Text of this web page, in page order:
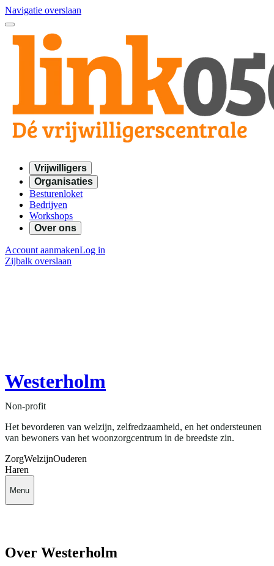
Navigatie overslaan
Vrijwilligers
Organisaties
Besturenloket
Bedrijven
Workshops
Over ons
Account aanmakenLog in
Zijbalk overslaan
Westerholm
Non-profit
Het bevorderen van welzijn, zelfredzaamheid, en het ondersteunen
van bewoners van het woonzorgcentrum in de breedste zin.
ZorgWelzijnOuderen
Haren
Menu
Over Westerholm